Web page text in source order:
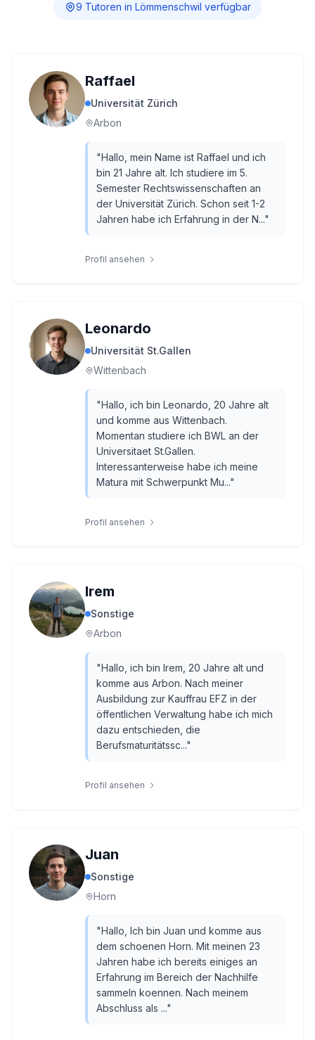
9 Tutoren in Lömmenschwil verfügbar
Raffael
Universität Zürich
Arbon
"Hallo, mein Name ist Raffael und ich
bin 21 Jahre alt. Ich studiere im 5.
Semester Rechtswissenschaften an
der Universität Zürich. Schon seit 1-2
Jahren habe ich Erfahrung in der N..."
Profil ansehen
Leonardo
Universität St.Gallen
Wittenbach
"Hallo, ich bin Leonardo, 20 Jahre alt
und komme aus Wittenbach.
Momentan studiere ich BWL an der
Universitaet St.Gallen.
Interessanterweise habe ich meine
Matura mit Schwerpunkt Mu..."
Profil ansehen
Irem
Sonstige
Arbon
"Hallo, ich bin Irem, 20 Jahre alt und
komme aus Arbon. Nach meiner
Ausbildung zur Kauffrau EFZ in der
öffentlichen Verwaltung habe ich mich
dazu entschieden, die
Berufsmaturitätssc..."
Profil ansehen
Juan
Sonstige
Horn
"Hallo, Ich bin Juan und komme aus
dem schoenen Horn. Mit meinen 23
Jahren habe ich bereits einiges an
Erfahrung im Bereich der Nachhilfe
sammeln koennen. Nach meinem
Abschluss als ..."